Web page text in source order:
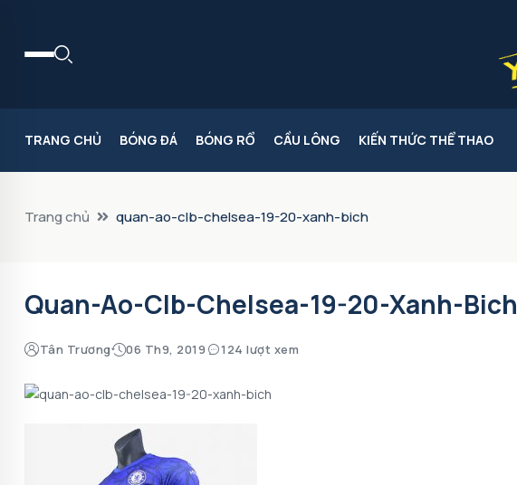
TRANG CHỦ BÓNG ĐÁ BÓNG RỔ CẦU LÔNG KIẾN THỨC THỂ THAO
Trang chủ quan-ao-clb-chelsea-19-20-xanh-bich
Quan-Ao-Clb-Chelsea-19-20-Xanh-Bich
Tân Trương 06 Th9, 2019 124 lượt xem